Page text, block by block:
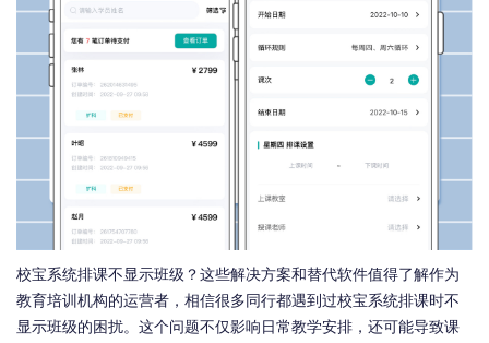
校宝系统排课不显示班级？这些解决方案和替代软件值得了解作为
教育培训机构的运营者，相信很多同行都遇到过校宝系统排课时不
显示班级的困扰。这个问题不仅影响日常教学安排，还可能导致课